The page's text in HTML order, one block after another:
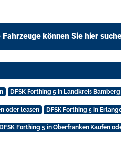
können Sie hier
DFSK Forthing 5 in Landkreis
oder leasen DFSK Forthing 5 in
DFSK Forthing 5 in Oberfranken Kaufen